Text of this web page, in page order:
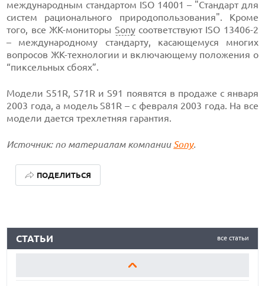
международным стандартом ISO 14001 – "Стандарт для
систем рационального природопользования". Кроме
того, все ЖК-мониторы Sonyсоответствуют ISO 13406-2
– международному стандарту, касающемуся многих
вопросов ЖК-технологии и включающему положения о
“пиксельных сбоях”.
Модели S51R, S71R и S91 появятся в продаже с января
2003 года, а модель S81R – с февраля 2003 года. На все
модели дается трехлетняя гарантия.
Источник: по материалам компании Sony.
ПОДЕЛИТЬСЯ
все статьи
СТАТЬИ
КАК БЕЗОПАСНО КУПИТЬ Б/У СМАРТФОН